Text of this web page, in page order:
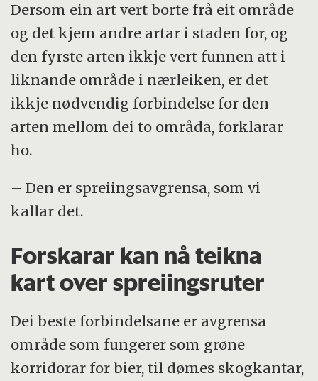
Dersom ein art vert borte frå eit område
og det kjem andre artar i staden for, og
den fyrste arten ikkje vert funnen att i
liknande område i nærleiken, er det
ikkje nødvendig forbindelse for den
arten mellom dei to områda, forklarar
ho.
– Den er spreiingsavgrensa, som vi
kallar det.
Forskarar kan nå teikna
kart over spreiingsruter
Dei beste forbindelsane er avgrensa
område som fungerer som grøne
korridorar for bier, til dømes skogkantar,